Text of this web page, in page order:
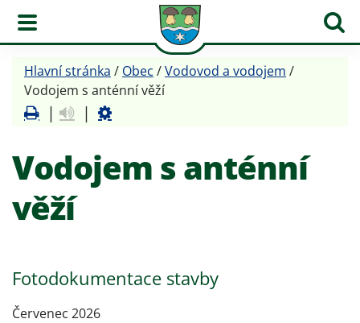
Obec Hřibojedy
Hlavní stránka / Obec /Vodovod a vodojem /
Vodojem s anténní věží
| |
Vodojem s anténní
věží
Fotodokumentace stavby
Červenec 2026